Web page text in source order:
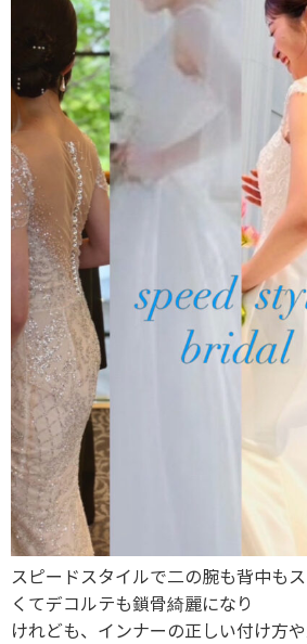
スピードスタイルで二の腕も背中も
くてデコルテも鎖骨綺麗になり
けれども、インナーの正しい付け方